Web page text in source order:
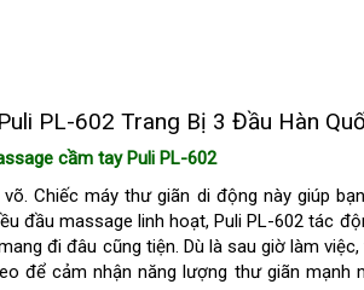
PL-602 Trang Bị 3 Đầu Hàn
cầm tay Puli PL-602
Chiếc máy thư giãn di động này giúp
đầu massage linh hoạt, Puli PL-602 tác
đi đâu cũng tiện. Dù là sau giờ làm
để cảm nhận năng lượng thư giãn mạnh